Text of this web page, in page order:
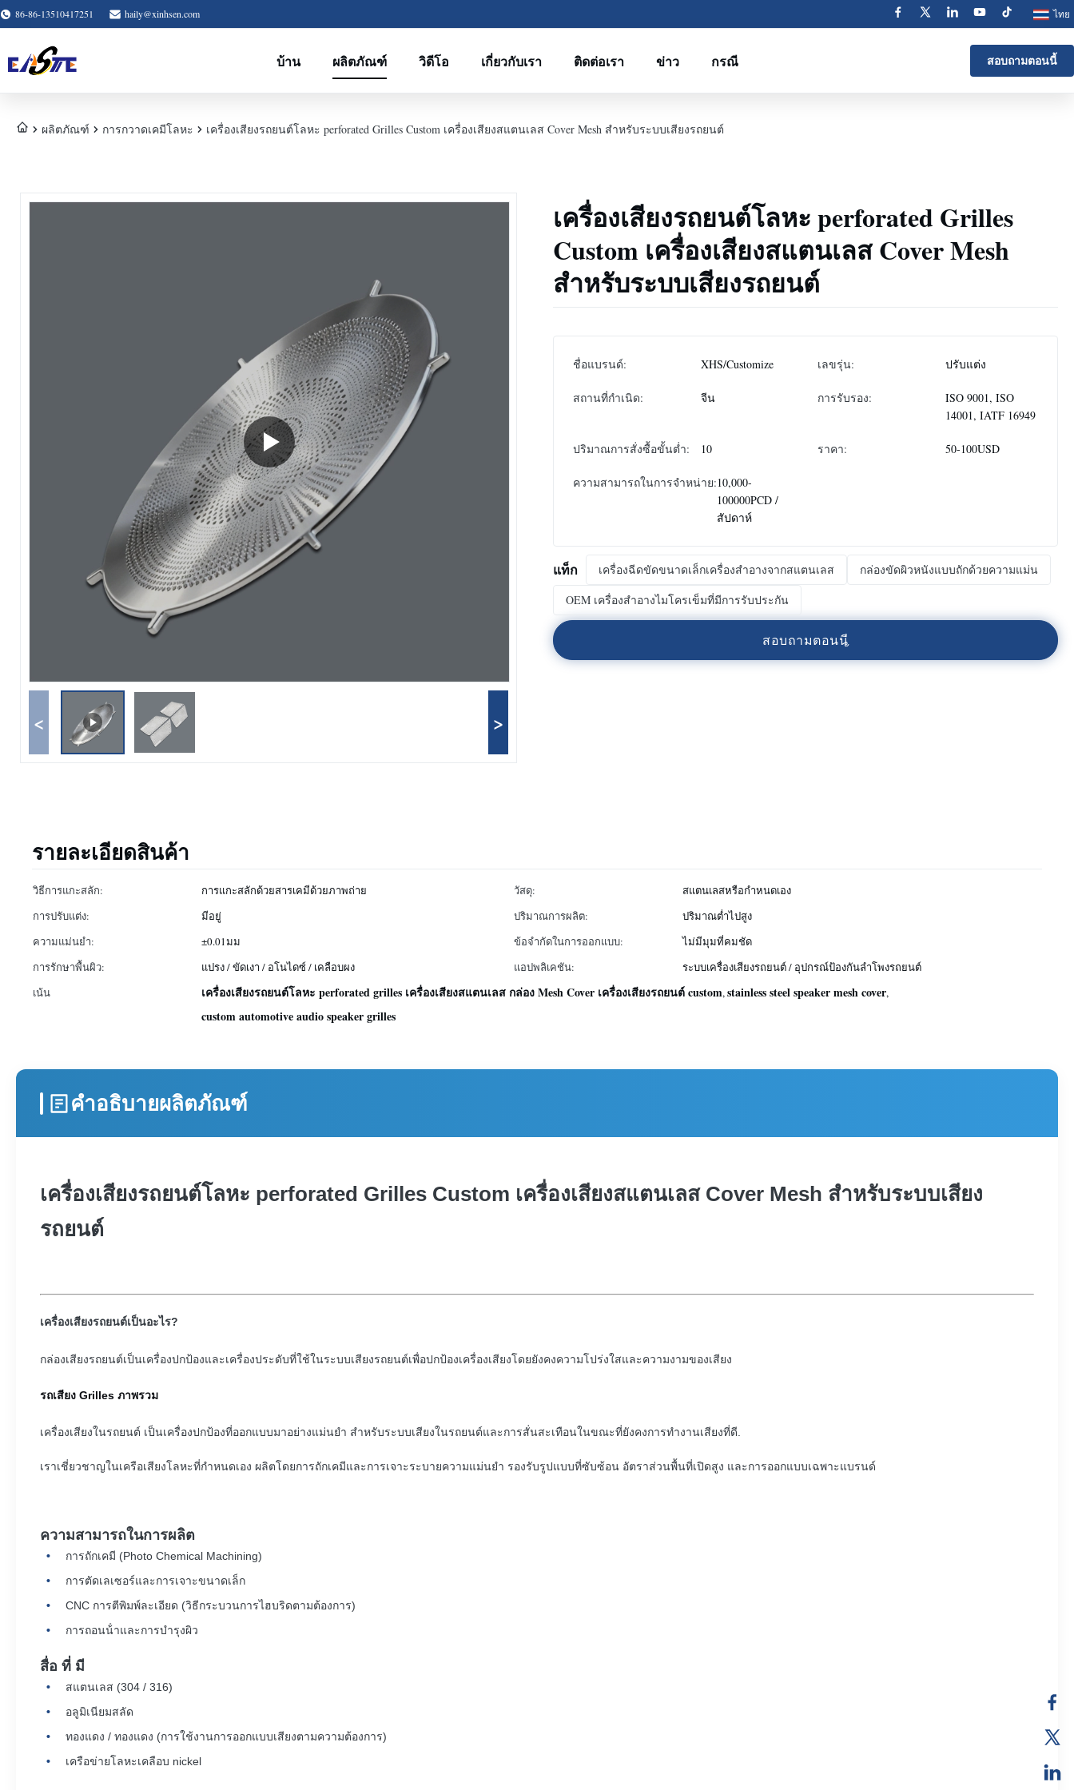
86-86-13510417251 haily@xinhsen.com ไทย
บ้าน ผลิตภัณฑ์ วิดีโอ เกี่ยวกับเรา ติดต่อเรา ข่าว กรณี สอบถามตอนนี้
ผลิตภัณฑ์ การกวาดเคมีโลหะ เครื่องเสียงรถยนต์โลหะ perforated Grilles Custom เครื่องเสียงสแตนเลส Cover Mesh สําหรับระบบเสียงรถยนต์
< >
เครื่องเสียงรถยนต์โลหะ perforated Grilles
Custom เครื่องเสียงสแตนเลส Cover Mesh
สําหรับระบบเสียงรถยนต์
ชื่อแบรนด์: XHS/Customize เลขรุ่น: ปรับแต่ง
สถานที่กำเนิด: จีน การรับรอง:
ISO 9001, ISO
14001, IATF 16949
ปริมาณการสั่งซื้อขั้นต่ำ: 10 ราคา: 50-100USD
ความสามารถในการจําหน่าย:10,000-
100000PCD /
สัปดาห์
แท็ก เครื่องฉีดขัดขนาดเล็กเครื่องสําอางจากสแตนเลส
กล่องขัดผิวหนังแบบถักด้วยความแม่น
OEM เครื่องสําอางไมโครเข็มที่มีการรับประกัน
สอบถามตอนน
รายละเอียดสินค้า
วิธีการแกะสลัก: การแกะสลักด้วยสารเคมีด้วยภาพถ่าย วัสดุ:
สแตนเลสหรือกำหนดเอง
การปรับแต่ง:
มีอยู่ ปริมาณการผลิต:
ปริมาณต่ำไปสูง
ความแม่นยำ:
±0.01มม ข้อจำกัดในการออกแบบ:
ไม่มีมุมที่คมชัด
การรักษาพื้นผิว:
แปรง / ขัดเงา / อโนไดซ์ / เคลือบผง แอปพลิเคชัน:
ระบบเครื่องเสียงรถยนต์ / อุปกรณ์ป้องกันลำโพงรถยนต์
เน้น
เครื่องเสียงรถยนต์โลหะ perforated grilles เครื่องเสียงสแตนเลส กล่อง Mesh Cover เครื่องเสียงรถยนต์ custom,stainless steel speaker mesh cover,
custom automotive audio speaker grilles
คำอธิบายผลิตภัณฑ์
เครื่องเสียงรถยนต์โลหะ perforated Grilles Custom เครื่องเสียงสแตนเลส Cover Mesh สําหรับระบบเสียง
รถยนต์
เครื่องเสียงรถยนต์เป็นอะไร?
กล่องเสียงรถยนต์เป็นเครื่องปกป้องและเครื่องประดับที่ใช้ในระบบเสียงรถยนต์เพื่อปกป้องเครื่องเสียงโดยยังคงความโปร่งใสและความงามของเสียง
รถเสียง Grilles ภาพรวม
เครื่องเสียงในรถยนต์ เป็นเครื่องปกป้องที่ออกแบบมาอย่างแม่นยํา สําหรับระบบเสียงในรถยนต์และการสั่นสะเทือนในขณะที่ยังคงการทํางานเสียงที่ดี.
เราเชี่ยวชาญในเครือเสียงโลหะที่กําหนดเอง ผลิตโดยการถักเคมีและการเจาะระบายความแม่นยํา รองรับรูปแบบที่ซับซ้อน อัตราส่วนพื้นที่เปิดสูง และการออกแบบเฉพาะแบรนด์
ความสามารถในการผลิต
การถักเคมี (Photo Chemical Machining)
การตัดเลเซอร์และการเจาะขนาดเล็ก
CNC การตีพิมพ์ละเอียด (วิธีกระบวนการไฮบริดตามต้องการ)
การถอนน้ําและการบํารุงผิว
สื่อ ที่ มี
สแตนเลส (304 / 316)
อลูมิเนียมสลัด
ทองแดง / ทองแดง (การใช้งานการออกแบบเสียงตามความต้องการ)
เครือข่ายโลหะเคลือบ nickel